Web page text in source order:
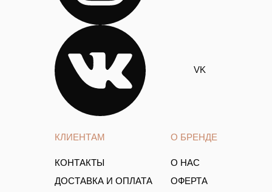
КЛИЕНТАМ
КОНТАКТЫ
ДОСТАВКА И ОПЛАТА
О БРЕНДЕ
О НАС
ОФЕРТА
VK